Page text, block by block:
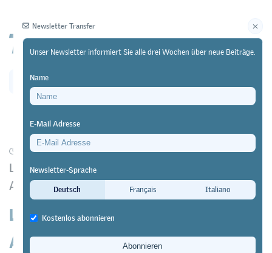
09/02/19 Forschung https://doi.org/10.64829/1804
Längsschnittstudie zum Einstieg und
Ausbildungsverlauf
Lernende in den niederschwelligen
Ausbildungsgefässen EBA und PrA
Newsletter Transfer
Unser Newsletter informiert Sie alle drei Wochen über neue Beiträge.
Name
E-Mail Adresse
Newsletter-Sprache
Deutsch
Français Italiano
Kostenlos abonnieren